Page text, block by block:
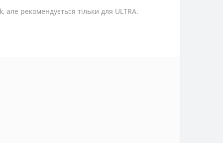
рекомендується тільки для ULTRA.